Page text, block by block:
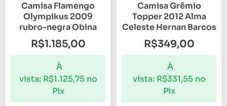
Camisa Flamengo
Olympikus 2009
rubro-negra Obina
R$1.185,00
À
vista: R$1.125,75 no
Pix
Camisa Grêmio
Topper 2012 Alma
Celeste Hernan Barcos
R$349,00
À
vista: R$331,55 no
Pix